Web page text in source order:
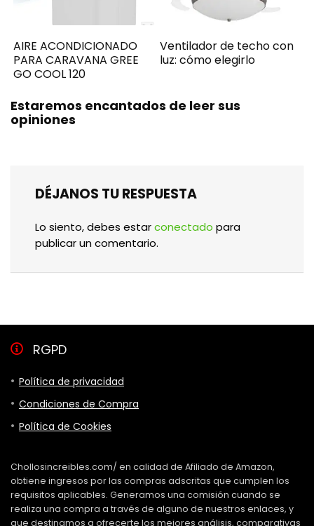
AIRE ACONDICIONADO
PARA CARAVANA GREE
GO COOL 120
Ventilador de techo con
luz: cómo elegirlo
Estaremos encantados de leer sus
opiniones
DÉJANOS TU RESPUESTA
Lo siento, debes estarconectado para
publicar un comentario.
RGPD
Política de privacidad
Condiciones de Compra
Política de Cookies
Chollosincreibles.com/ en calidad de Afiliado de Amazon,
obtiene ingresos por las compras adscritas que cumplen los
requisitos aplicables. Generamos una comisión cuando se
realiza una compra a través de alguno de nuestros enlaces, y
que destinamos a ofrecerte los mejores análisis, comparativas